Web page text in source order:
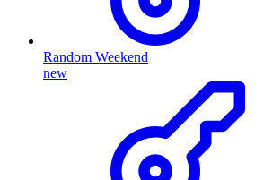
Random Weekend
new